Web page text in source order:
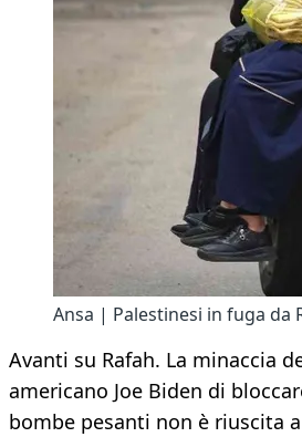
Ansa | Palestinesi in fuga da
Avanti su Rafah. La minaccia
americano Joe Biden di
bombe pesanti non è riuscita